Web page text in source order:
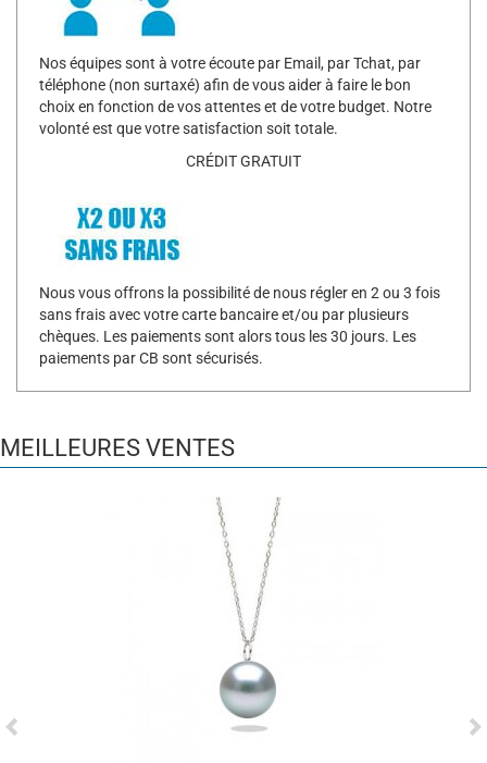
Nos équipes sont à votre écoute par Email, par Tchat, par
téléphone (non surtaxé) afin de vous aider à faire le bon
choix en fonction de vos attentes et de votre budget. Notre
volonté est que votre satisfaction soit totale.
CRÉDIT GRATUIT
Nous vous offrons la possibilité de nous régler en 2 ou 3 fois
sans frais avec votre carte bancaire et/ou par plusieurs
chèques. Les paiements sont alors tous les 30 jours. Les
paiements par CB sont sécurisés.
MEILLEURES VENTES